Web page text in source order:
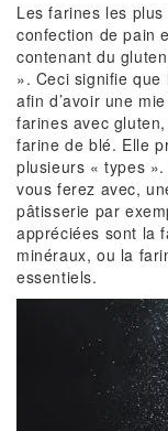
Les farines les
confection de pain
contenant du
». Ceci signifie
afin d’avoir une
farines avec
farine de blé. Elle
plusieurs « types
vous ferez avec,
pâtisserie par
appréciées sont la
minéraux, ou la
essentiels.